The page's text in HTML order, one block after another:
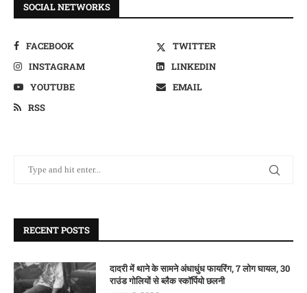
SOCIAL NETWORKS
FACEBOOK
TWITTER
INSTAGRAM
LINKEDIN
YOUTUBE
EMAIL
RSS
RECENT POSTS
दादरी में थाने के सामने अंधाधुंध फायरिंग, 7 लोग घायल, 30
राउंड गोलियों से ब्लैक स्कॉर्पियो छलनी